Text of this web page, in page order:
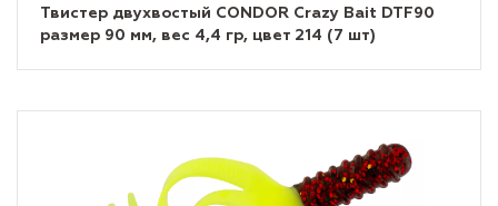
Твистер двухвостый CONDOR Crazy Bait DTF90
размер 90 мм, вес 4,4 гр, цвет 214 (7 шт)